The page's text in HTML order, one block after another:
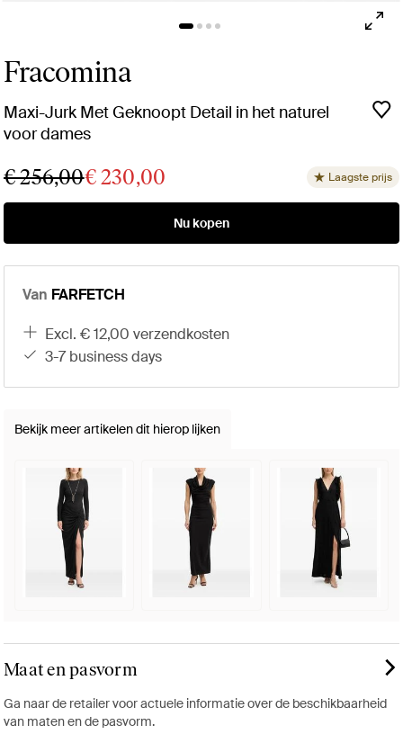
Fracomina
Maxi-Jurk Met Geknoopt Detail in het naturel
voor dames
€ 256,00€ 230,00 Laagste prijs
Nu kopen
Van FARFETCH
excl. € 12,00 verzendkosten
3-7 business days
Bekijk meer artikelen dit hierop lijken
Maat en pasvorm
Ga naar de retailer voor actuele informatie over de beschikbaarheid
van maten en de pasvorm.